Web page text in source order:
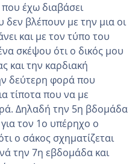
έχω διαβάσει
βλέπουν με την μια οι
και με τον τύπο του
σκέψου ότι ο δικός μου
και την καρδιακή
δεύτερη φορά που
τίποτα που να με
Δηλαδή την 5η βδομάδα
τον 1ο υπέρηχο ο
ο σάκος σχηματίζεται
την 7η εβδομάδα και